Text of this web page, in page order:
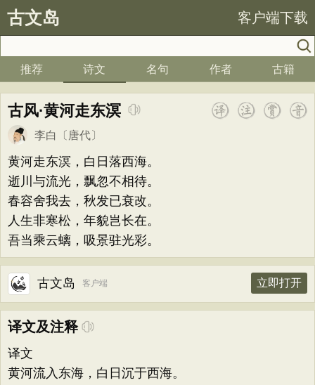
古文岛 客户端下载
推荐 诗文 名句 作者 古籍
古风·黄河走东溟
李白 〔唐代〕
黄河走东溟，白日落西海。
逝川与流光，飘忽不相待。
春容舍我去，秋发已衰改。
人生非寒松，年貌岂长在。
吾当乘云螭，吸景驻光彩。
古文岛 客户端 立即打开
译文及注释
译文
黄河流入东海，白日沉于西海。